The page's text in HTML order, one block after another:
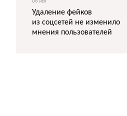
06 АВГ
Удаление фейков
из соцсетей не изменило
мнения пользователей